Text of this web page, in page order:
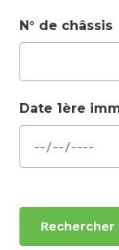
N° de châssis
Date 1ère
Rechercher